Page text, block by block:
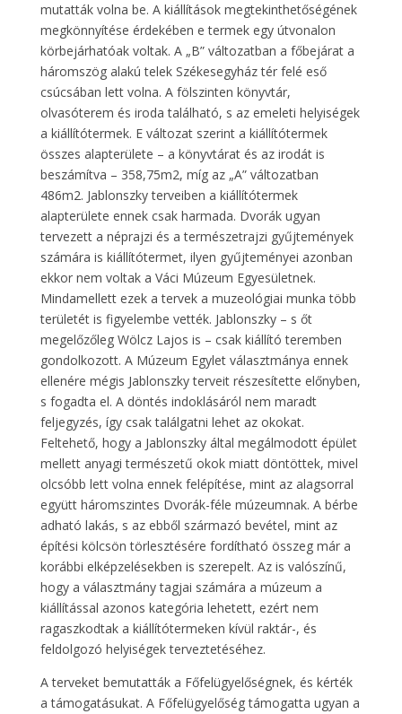
mutatták volna be. A kiállítások megtekinthetőségének
megkönnyítése érdekében e termek egy útvonalon
körbejárhatóak voltak. A „B” változatban a főbejárat a
háromszög alakú telek Székesegyház tér felé eső
csúcsában lett volna. A fölszinten könyvtár,
olvasóterem és iroda található, s az emeleti helyiségek
a kiállítótermek. E változat szerint a kiállítótermek
összes alapterülete – a könyvtárat és az irodát is
beszámítva – 358,75m2, míg az „A” változatban
486m2. Jablonszky terveiben a kiállítótermek
alapterülete ennek csak harmada. Dvorák ugyan
tervezett a néprajzi és a természetrajzi gyűjtemények
számára is kiállítótermet, ilyen gyűjteményei azonban
ekkor nem voltak a Váci Múzeum Egyesületnek.
Mindamellett ezek a tervek a muzeológiai munka több
területét is figyelembe vették. Jablonszky – s őt
megelőzőleg Wölcz Lajos is – csak kiállító teremben
gondolkozott. A Múzeum Egylet választmánya ennek
ellenére mégis Jablonszky terveit részesítette előnyben,
s fogadta el. A döntés indoklásáról nem maradt
feljegyzés, így csak találgatni lehet az okokat.
Feltehető, hogy a Jablonszky által megálmodott épület
mellett anyagi természetű okok miatt döntöttek, mivel
olcsóbb lett volna ennek felépítése, mint az alagsorral
együtt háromszintes Dvorák-féle múzeumnak. A bérbe
adható lakás, s az ebből származó bevétel, mint az
építési kölcsön törlesztésére fordítható összeg már a
korábbi elképzelésekben is szerepelt. Az is valószínű,
hogy a választmány tagjai számára a múzeum a
kiállítással azonos kategória lehetett, ezért nem
ragaszkodtak a kiállítótermeken kívül raktár-, és
feldolgozó helyiségek terveztetéséhez.
A terveket bemutatták a Főfelügyelőségnek, és kérték
a támogatásukat. A Főfelügyelőség támogatta ugyan a